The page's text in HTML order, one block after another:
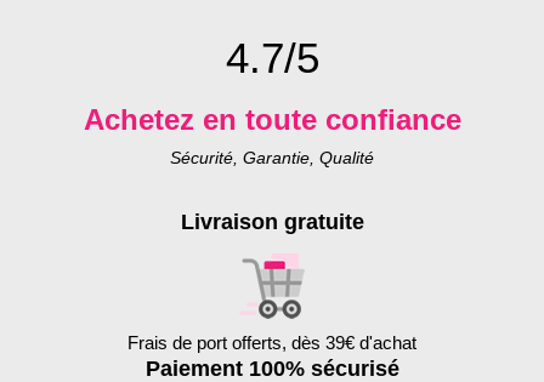
4.7/5
Achetez en toute confiance
Sécurité, Garantie, Qualité
Livraison gratuite
Frais de port offerts, dès 39€ d'achat
Paiement 100% sécurisé